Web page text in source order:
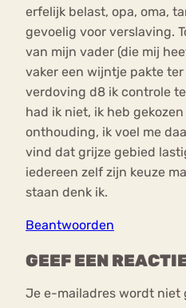
erfelijk belast, opa, oma,
gevoelig voor verslaving.
van mijn vader (die mij
vaker een wijntje pakte
verdoving d8 ik controle
had ik niet, ik heb
onthouding, ik voel me
vind dat grijze gebied
iedereen zelf zijn keuze
staan denk ik.
Beantwoorden
GEEF EEN
Je e-mailadres wordt niet